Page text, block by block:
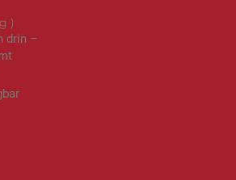
drin –